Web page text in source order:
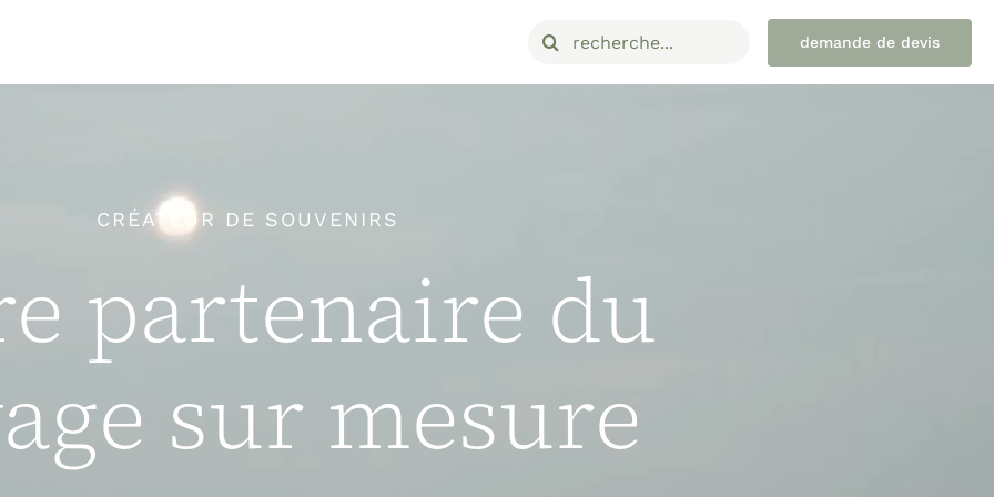
Voyages et services
Témoignages
Rechercher:
demande de devis
CRÉATEUR DE SOUVENIRS
partenaire du
sur mesure